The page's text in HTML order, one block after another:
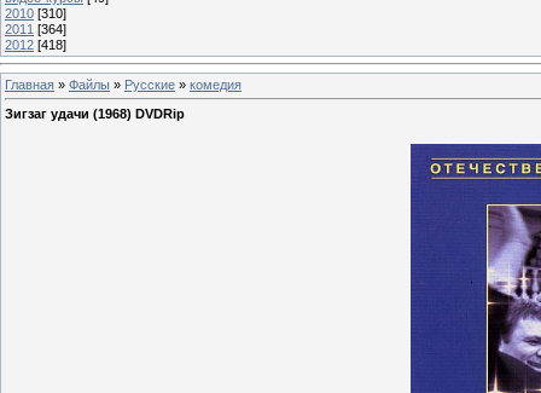
2010 [310]
2011 [364]
2012 [418]
Главная » Файлы » Русские » комедия
Зигзаг удачи (1968) DVDRip